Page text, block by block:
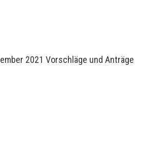
2021 Vorschläge und Anträge